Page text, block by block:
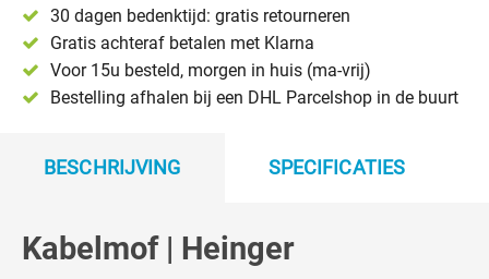
30 dagen bedenktijd: gratis retourneren
Gratis achteraf betalen met Klarna
Voor 15u besteld, morgen in huis (ma-vrij)
Bestelling afhalen bij een DHL Parcelshop in de buurt
BESCHRIJVING SPECIFICATIES
Kabelmof | Heinger